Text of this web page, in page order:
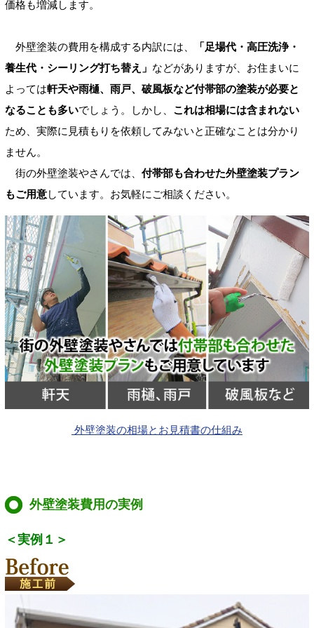
価格も増減します。
外壁塗装の費用を構成する内訳には、
「足場代・高圧洗浄・
養生代・シーリング打ち替え」 などがありますが、お住まいに
よっては軒天や雨樋、雨戸、破風板など付帯部の塗装が必要と
なることも多いでしょう。しかし、 これは相場には含まれない
ため、実際に見積もりを依頼してみないと正確なことは分かり
ません。
街の外壁塗装やさんでは、 付帯部も合わせた外壁塗装プラン
もご用意しています。お気軽にご相談ください。
外壁塗装の相場とお見積書の仕組み
外壁塗装費用の実例
＜実例１＞